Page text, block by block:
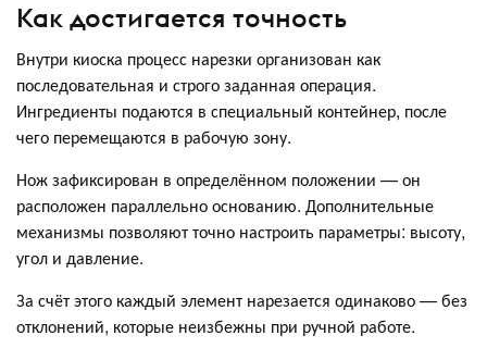
Как достигается точность
Внутри киоска процесс нарезки организован как
последовательная и строго заданная операция.
Ингредиенты подаются в специальный контейнер, после
чего перемещаются в рабочую зону.
Нож зафиксирован в определённом положении — он
расположен параллельно основанию. Дополнительные
механизмы позволяют точно настроить параметры: высоту,
угол и давление.
За счёт этого каждый элемент нарезается одинаково — без
отклонений, которые неизбежны при ручной работе.